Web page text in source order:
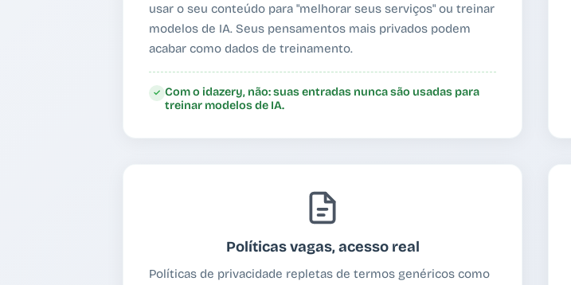
usar o seu conteúdo para "melhorar seus serviços" ou treinar
modelos de IA. Seus pensamentos mais privados podem
acabar como dados de treinamento.
✓ Com o idazery, não: suas entradas nunca são usadas para
treinar modelos de IA.
Políticas vagas, acesso real
Políticas de privacidade repletas de termos genéricos como